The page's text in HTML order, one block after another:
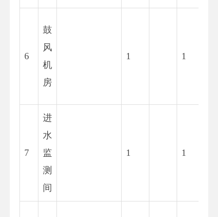
6
鼓
风
机
房
1 1
7
进
水
监
测
间
1 1